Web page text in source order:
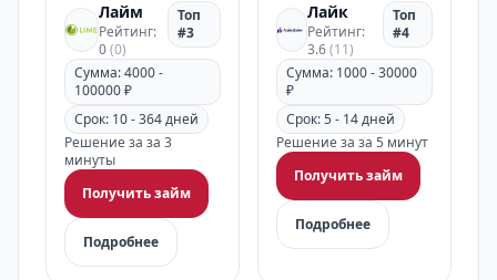
Лайм
Рейтинг:
0(0)
Топ
#3
Сумма: 4000 -
100000 ₽
Срок: 10 - 364 дней
Решение за за 3
минуты
Получить займ
Подробнее
Лайк
Рейтинг:
3.6(11)
Топ
#4
Сумма: 1000 - 30000
₽
Срок: 5 - 14 дней
Решение за за 5 минут
Получить займ
Подробнее